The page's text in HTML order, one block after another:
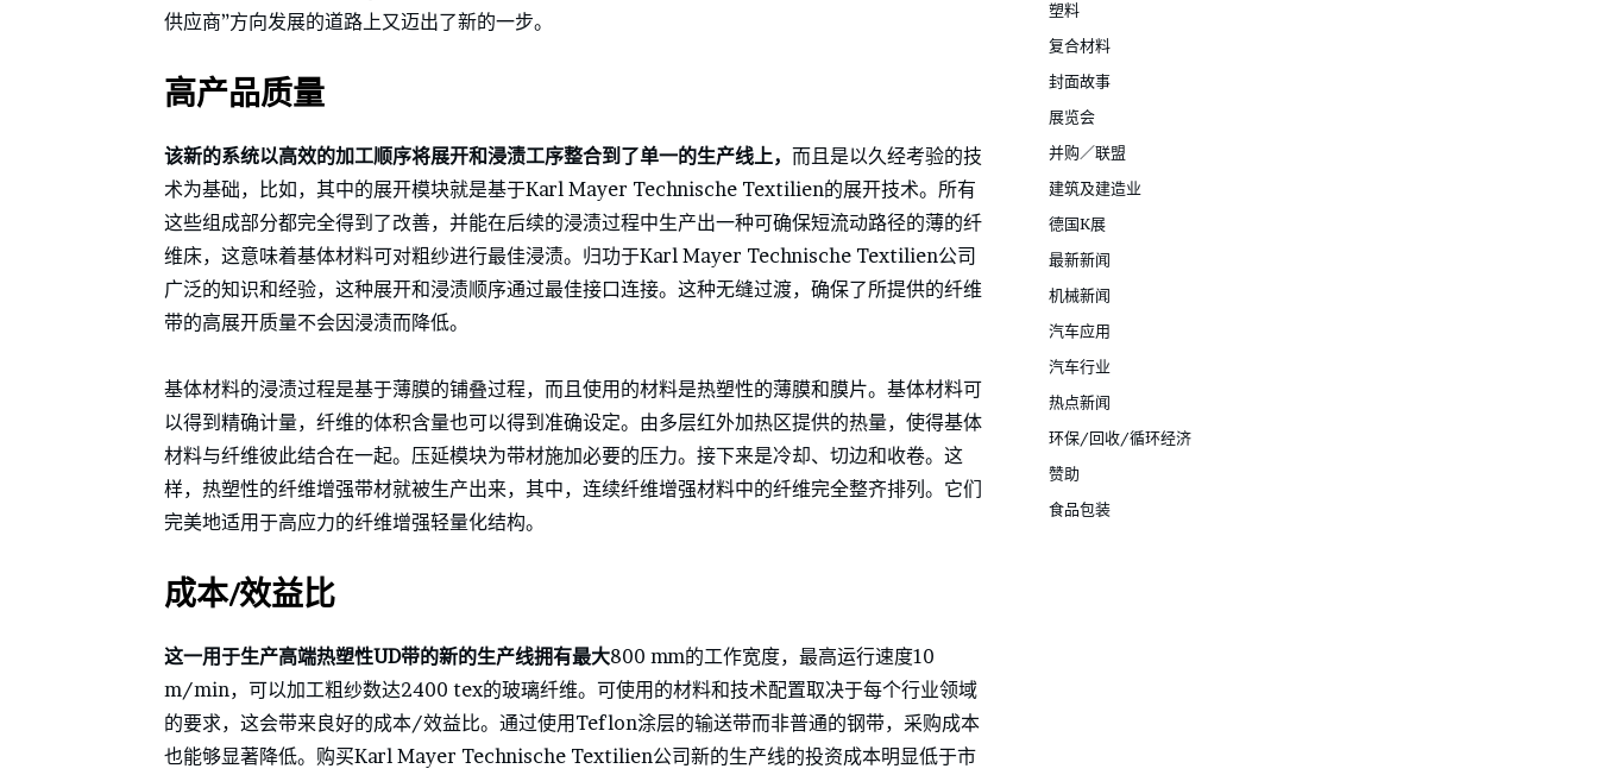
供应商”方向发展的道路上又迈出了新的一步。
高产品质量
该新的系统以高效的加工顺序将展开和浸渍工序整合到了单一的生产线上， 而且是以久经考验的技
术为基础，比如，其中的展开模块就是基于Karl Mayer Technische Textilien的展开技术。所有
这些组成部分都完全得到了改善，并能在后续的浸渍过程中生产出一种可确保短流动路径的薄的纤
维床，这意味着基体材料可对粗纱进行最佳浸渍。归功于Karl Mayer Technische Textilien公司
广泛的知识和经验，这种展开和浸渍顺序通过最佳接口连接。这种无缝过渡，确保了所提供的纤维
带的高展开质量不会因浸渍而降低。
基体材料的浸渍过程是基于薄膜的铺叠过程，而且使用的材料是热塑性的薄膜和膜片。基体材料可
以得到精确计量，纤维的体积含量也可以得到准确设定。由多层红外加热区提供的热量，使得基体
材料与纤维彼此结合在一起。压延模块为带材施加必要的压力。接下来是冷却、切边和收卷。这
样，热塑性的纤维增强带材就被生产出来，其中，连续纤维增强材料中的纤维完全整齐排列。它们
完美地适用于高应力的纤维增强轻量化结构。
成本/效益比
这一用于生产高端热塑性UD带的新的生产线拥有最大800 mm的工作宽度，最高运行速度10
m/min，可以加工粗纱数达2400 tex的玻璃纤维。可使用的材料和技术配置取决于每个行业领域
的要求，这会带来良好的成本/效益比。通过使用Teflon涂层的输送带而非普通的钢带，采购成本
也能够显著降低。购买Karl Mayer Technische Textilien公司新的生产线的投资成本明显低于市
塑料
复合材料
封面故事
展览会
并购／联盟
建筑及建造业
德国K展
最新新闻
机械新闻
汽车应用
汽车行业
热点新闻
环保/回收/循环经济
赞助
食品包装